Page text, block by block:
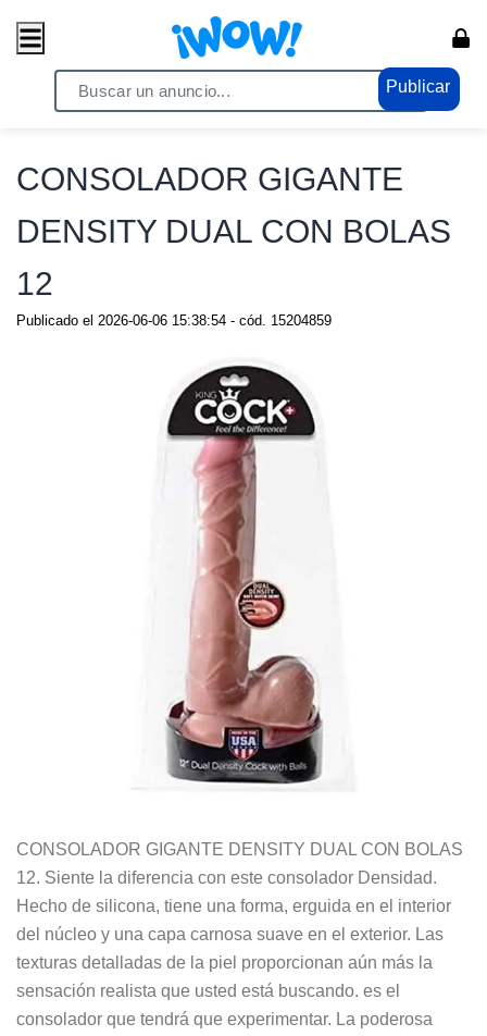
Publicar
/ Eróticos / Juguetes sexuales
CONSOLADOR GIGANTE
DENSITY DUAL CON BOLAS
12
Publicado el 2026-06-06 15:38:54 - cód. 15204859
CONSOLADOR GIGANTE DENSITY DUAL CON BOLAS
12. Siente la diferencia con este consolador Densidad.
Hecho de silicona, tiene una forma, erguida en el interior
del núcleo y una capa carnosa suave en el exterior. Las
texturas detalladas de la piel proporcionan aún más la
sensación realista que usted está buscando. es el
consolador que tendrá que experimentar. La poderosa